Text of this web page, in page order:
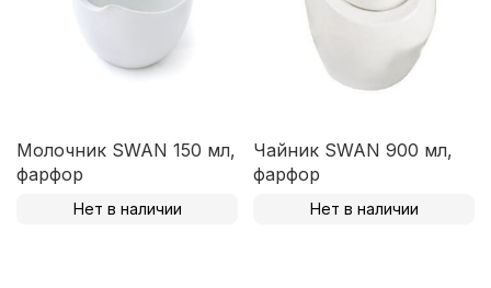
Молочник SWAN 150 мл,
фарфор
Нет в наличии
Чайник SWAN 900 мл,
фарфор
Нет в наличии